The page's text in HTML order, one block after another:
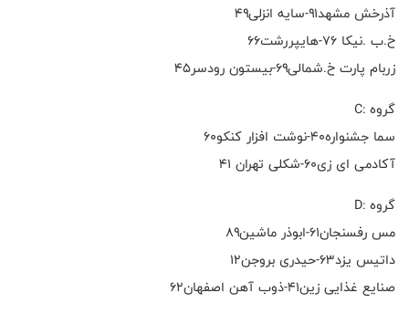
آذرخش مشهد۹۱-سایه انزلی۴۹
خ.ب .نیکا ۷۶-هایپررشت۶۶
زربام پارت خ.شمالی۶۹-بیستون رودسر۴۵
گروه :C
سما جشنواره۴۰-نوشت افزار کنکو۶۰
آکادمی ای زی۶۰-شکلی تهران ۴۱
گروه :D
مس رفسنجان۶۱-ابوذر ماشین۸۹
داتیس یزد۶۳-حیدری بروجن۱۲
صنایع غذایی زین۴۱-ذوب آهن اصفهان۶۲